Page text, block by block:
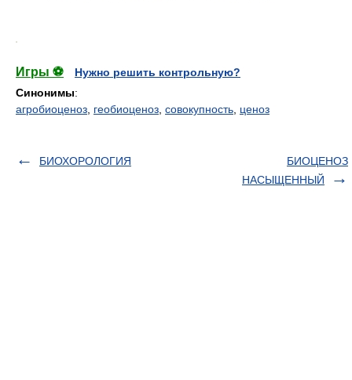
Игры ⚽
Нужно решить контрольную?
Синонимы:
агробиоценоз геобиоценоз совокупность ценоз
БИОХОРОЛОГИЯ
БИОЦЕНОЗ
НАСЫЩЕННЫЙ